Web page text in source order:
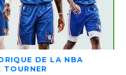
DE LA NBA
TOURNER